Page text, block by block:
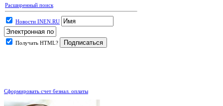
Расширенный поиск
Новости INEN.RU
Получать HTML?
Сформировать счет безнал. оплаты